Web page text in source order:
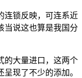
锁反映，可连系近
当说这也算是我国分
大量进口，这两个
现了不少的添加。